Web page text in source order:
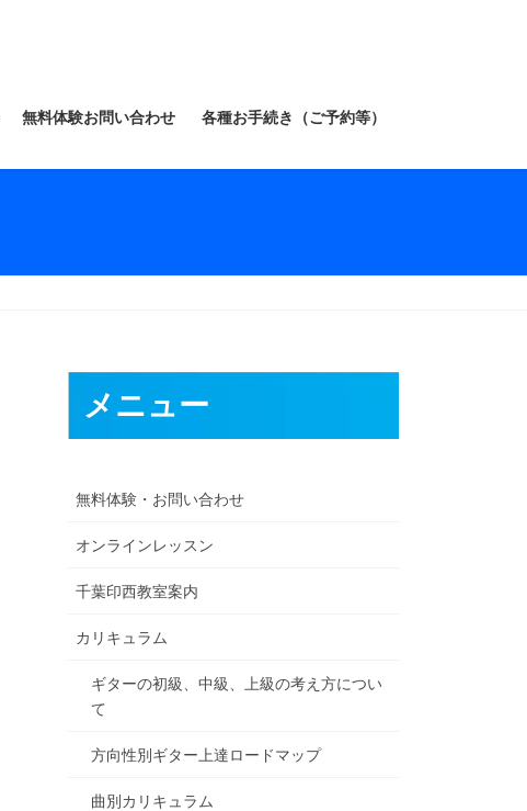
無料体験お問い合わせ 各種お手続き（ご予約等）
メニュー
無料体験・お問い合わせ
オンラインレッスン
千葉印西教室案内
カリキュラム
ギターの初級、中級、上級の考え方につい
て
方向性別ギター上達ロードマップ
曲別カリキュラム